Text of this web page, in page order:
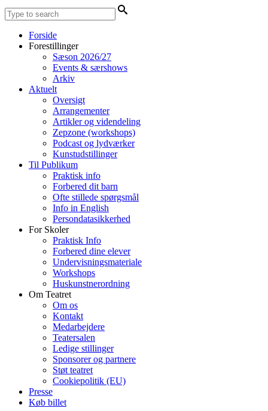
Forside
Forestillinger
Sæson 2026/27
Events & særshows
Arkiv
Aktuelt
Oversigt
Arrangementer
Artikler og videndeling
Zepzone (workshops)
Podcast og lydværker
Kunstudstillinger
Til Publikum
Praktisk info
Forbered dit barn
Ofte stillede spørgsmål
Info in English
Persondatasikkerhed
For Skoler
Praktisk Info
Forbered dine elever
Undervisningsmateriale
Workshops
Huskunstnerordning
Om Teatret
Om os
Kontakt
Medarbejdere
Teatersalen
Ledige stillinger
Sponsorer og partnere
Støt teatret
Cookiepolitik (EU)
Presse
Køb billet